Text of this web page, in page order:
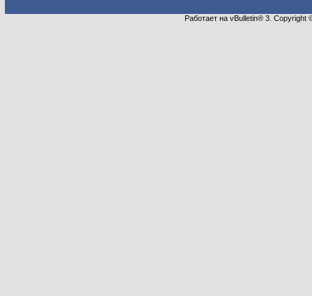
Работает на vBulletin® 3.